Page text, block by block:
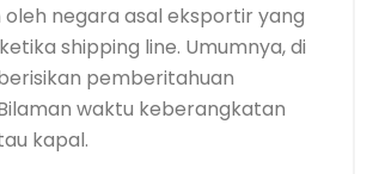
negara asal eksportir yang
shipping line. Umumnya, di
pemberitahuan
waktu keberangkatan
kapal.